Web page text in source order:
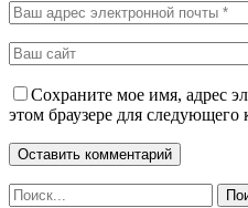
Сохраните мое имя, адрес
этом браузере для следующего